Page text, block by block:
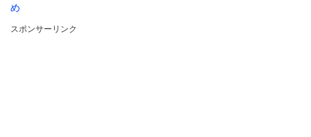
め
スポンサーリンク